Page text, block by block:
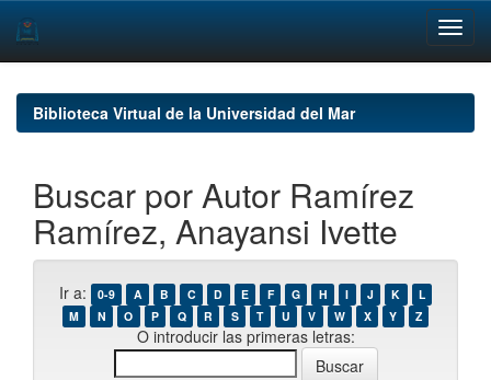
navigationBiblioteca Virtual de la Universidad del Mar
Buscar por Autor Ramírez
Ramírez, Anayansi Ivette
Ir a: 0-9 A B C D E F G H I J K
L
M
N O P Q R S T U V W X Y Z
O introducir las primeras letras: